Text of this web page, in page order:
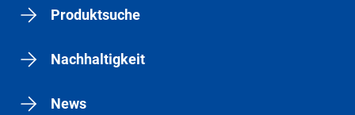
Produktsuche
Nachhaltigkeit
News